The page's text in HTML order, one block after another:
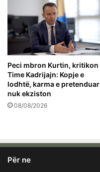
Peci mbron Kurtin, kritikon
Time Kadrijajn: Kopje e
lodhtë, karma e pretenduar
nuk ekziston
08/08/2026
Për ne